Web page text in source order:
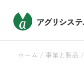
ホーム / 事業と製品 /